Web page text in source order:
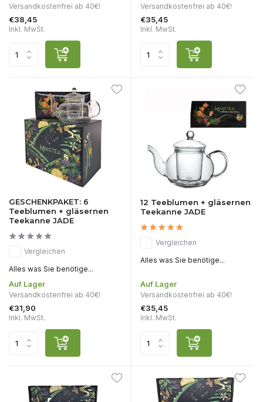
Versandkostenfrei ab 40€!
€38,45
Inkl. MwSt.
Versandkostenfrei ab 40€!
€35,45
Inkl. MwSt.
GESCHENKPAKET: 6
Teeblumen + gläsernen
Teekanne JADE
Vergleichen
Alles was Sie benötige...
Auf Lager
Versandkostenfrei ab 40€!
€31,90
Inkl. MwSt.
12 Teeblumen + gläsernen
Teekanne JADE
Vergleichen
Alles was Sie benötige...
Auf Lager
Versandkostenfrei ab 40€!
€35,45
Inkl. MwSt.